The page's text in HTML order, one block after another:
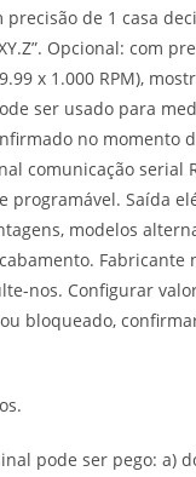
de 1 casa
Opcional: com
x 1.000 RPM),
ser usado para
no momento
comunicação serial
programável. Saída
modelos
Fabricante
nos. Configurar
bloqueado,
pode ser pego: a)